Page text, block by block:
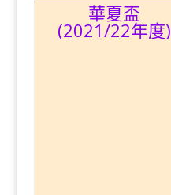
華夏盃
(2021/22年度)